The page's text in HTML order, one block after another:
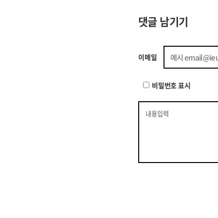
댓글 남기기
이메일
비밀번호 표시